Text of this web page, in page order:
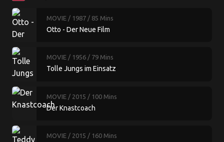
MOVIE / 1987 / 85 Mins
Otto - Der Neue Film
MOVIE / 1956 / 79 Mins
Tolle Jungs im Einsatz
MOVIE / 2015 / 100 Mins
Der Knastcoach
MOVIE / 2015 / 160 Mins